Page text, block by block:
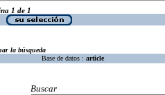
1 de 1
la búsqueda
Base de datos : article
Buscar